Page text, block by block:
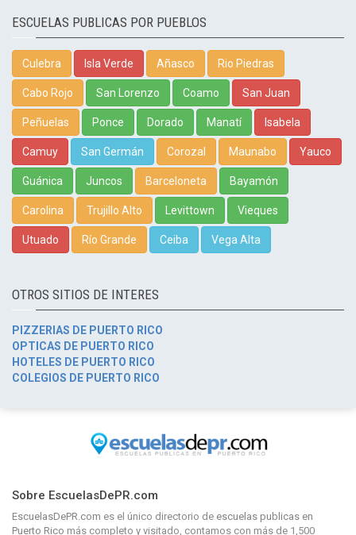
ESCUELAS PUBLICAS POR PUEBLOS
Culebra Isla Verde Añasco Rio Piedras
Cabo Rojo San Lorenzo Coamo San Juan
Peñuelas Ponce Dorado Manatí Isabela
Camuy San Germán Corozal Maunabo Yauco
Guánica Juncos Barceloneta Bayamón
Carolina Trujillo Alto Levittown Vieques
Utuado Río Grande Ceiba Vega Alta
OTROS SITIOS DE INTERES
PIZZERIAS DE PUERTO RICO
OPTICAS DE PUERTO RICO
HOTELES DE PUERTO RICO
COLEGIOS DE PUERTO RICO
Sobre EscuelasDePR.com
EscuelasDePR.com es el único directorio de escuelas publicas en
Puerto Rico más completo y visitado, contamos con más de 1,500